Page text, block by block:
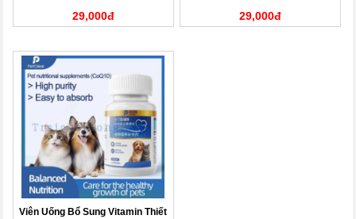
29,000đ 29,000đ
Viên Uống Bổ Sung Vitamin Thiết